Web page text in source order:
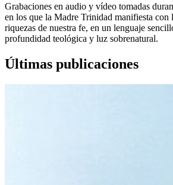
Grabaciones en audio y vídeo tomadas
en los que la Madre Trinidad manifiesta con
riquezas de nuestra fe, en un lenguaje
profundidad teológica y luz sobrenatural.
Últimas publicaciones